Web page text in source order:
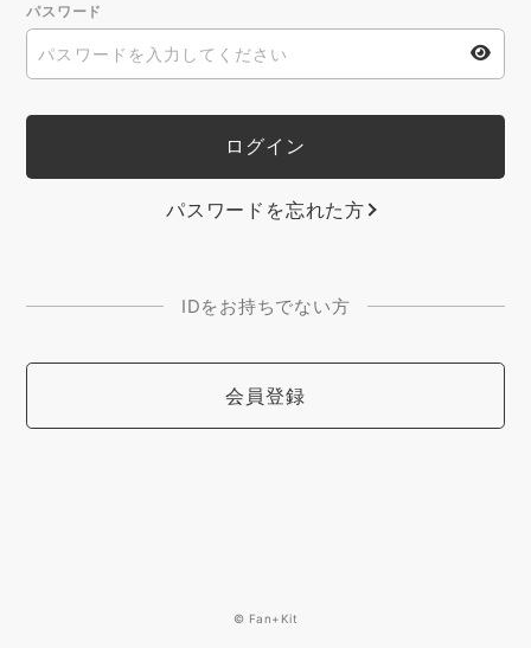
パスワード
パスワードを忘れた方
IDをお持ちでない方
会員登録
© Fan+Kit